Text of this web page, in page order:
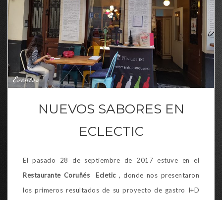
Eventos
NUEVOS SABORES EN
ECLECTIC
El pasado 28 de septiembre de 2017 estuve en el
Restaurante Coruñés Ecletic , donde nos presentaron
los primeros resultados de su proyecto de gastro I+D